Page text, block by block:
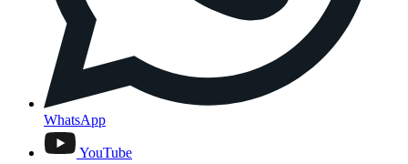
WhatsApp
YouTube